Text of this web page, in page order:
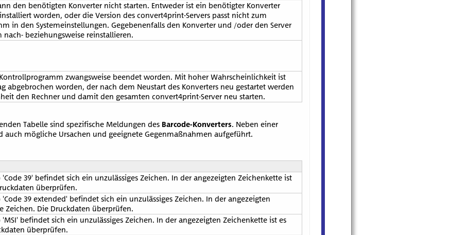
den benötigten Konverter nicht starten. Entweder ist ein benötigter Konverter
worden, oder die Version des convert4print-Servers passt nicht zum
in den Systemeinstellungen. Gegebenenfalls den Konverter und /oder den Server
beziehungsweise reinstallieren.
zwangsweise beendet worden. Mit hoher Wahrscheinlichkeit ist
abgebrochen worden, der nach dem Neustart des Konverters neu gestartet werden
den Rechner und damit den gesamten convert4print-Server neu starten.
Tabelle sind spezifische Meldungen des Barcode-Konverters. Neben einer
auch mögliche Ursachen und geeignete Gegenmaßnahmen aufgeführt.
39' befindet sich ein unzulässiges Zeichen. In der angezeigten Zeichenkette ist
überprüfen.
39 extended' befindet sich ein unzulässiges Zeichen. In der angezeigten
Zeichen. Die Druckdaten überprüfen.
befindet sich ein unzulässiges Zeichen. In der angezeigten Zeichenkette ist es
überprüfen.